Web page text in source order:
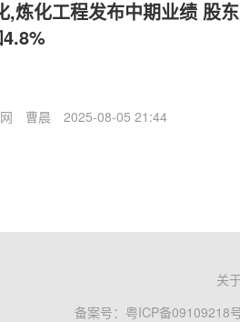
,炼化工程发布中期业绩 股
曹晨 2025-08-05 21:44
关
备案号： 粤ICP备09109218